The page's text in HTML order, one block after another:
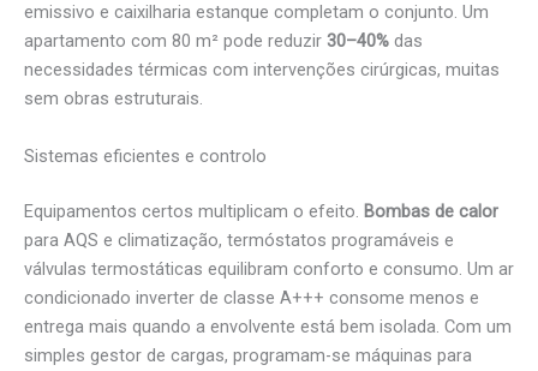
emissivo e caixilharia estanque completam o conjunto. Um
apartamento com 80 m² pode reduzir 30–40% das
necessidades térmicas com intervenções cirúrgicas, muitas
sem obras estruturais.
Sistemas eficientes e controlo
Equipamentos certos multiplicam o efeito. Bombas de calor
para AQS e climatização, termóstatos programáveis e
válvulas termostáticas equilibram conforto e consumo. Um ar
condicionado inverter de classe A+++ consome menos e
entrega mais quando a envolvente está bem isolada. Com um
simples gestor de cargas, programam-se máquinas para